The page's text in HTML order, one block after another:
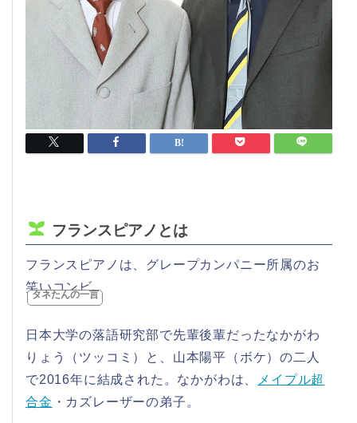
フランスピアノとは
フランスピアノは、グレープカンパニー所属のお
笑いコンビ。
日本大学の落語研究部で先輩後輩だったなかがわ
りょう（ツッコミ）と、山本陽平（ボケ）の二人
で2016年に結成された。なかがわは、
メイプル超
合金 ・カズレーザーの弟子。
タネたんの一言